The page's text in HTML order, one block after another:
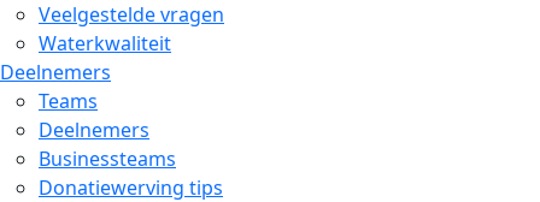
Veelgestelde vragen
Waterkwaliteit
Deelnemers
Teams
Deelnemers
Businessteams
Donatiewerving tips